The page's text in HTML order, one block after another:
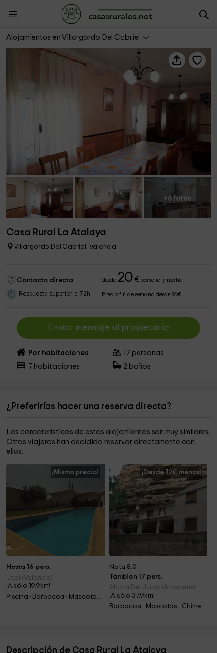
Alojamientos en Villargordo Del Cabriel
Casa Rural La Atalaya
+6 fotos
Casa Rural La Atalaya
Villargordo Del Cabriel, Valencia
Contacto directo desde 20 €persona y noche
Respuesta superior a 72h Precio fin de semana desde 80€
Enviar mensaje al propietario
Por habitaciones 17 personas
7 habitaciones 2 baños
¿Preferirías hacer una reserva directa?
Las características de estos alojamientos son muy similares.
Otros viajeros han decidido reservar directamente con
ellos.
¡Mismo precio!
Hasta 16 pers.
Utiel (Valencia)
¡A sólo 19.9km!
Piscina · Barbacoa · Mascotas · Chimenea
¡Desde 12€ menos!
Nota 8.0
También 17 pers.
Alcala Del Jucar (Albacete)
¡A sólo 37.9km!
Barbacoa · Mascotas · Chimenea · Jacuzzi
Descripción de Casa Rural La Atalaya